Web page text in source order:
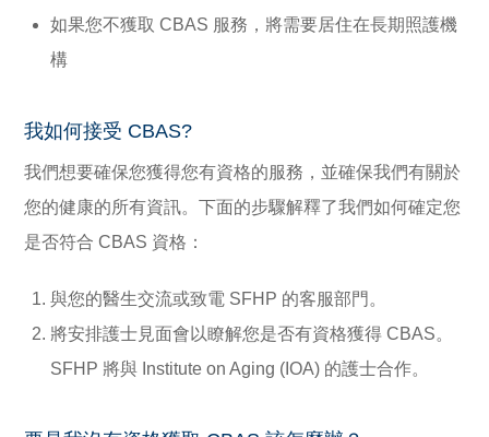
如果您不獲取 CBAS 服務，將需要居住在長期照護機
構
我如何接受 CBAS?
我們想要確保您獲得您有資格的服務，並確保我們有關於
您的健康的所有資訊。下面的步驟解釋了我們如何確定您
是否符合 CBAS 資格：
與您的醫生交流或致電 SFHP 的客服部門。
將安排護士見面會以瞭解您是否有資格獲得 CBAS。
SFHP 將與 Institute on Aging (IOA) 的護士合作。